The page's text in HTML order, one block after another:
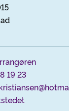
19 23